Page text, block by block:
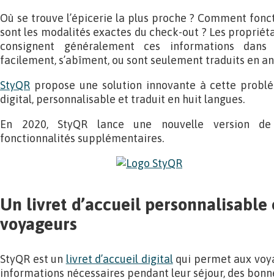
Où se trouve l’épicerie la plus proche ? Comment
sont les modalités exactes du check-out ? Les
consignent généralement ces informations
facilement, s’abîment, ou sont seulement traduits en
StyQR propose une solution innovante à cette
digital, personnalisable et traduit en huit langues.
En 2020, StyQR lance une nouvelle version
fonctionnalités supplémentaires.
Un livret d’accueil
voyageurs
StyQR est un livret d’accueil digitalqui permet aux
informations nécessaires pendant leur séjour, des